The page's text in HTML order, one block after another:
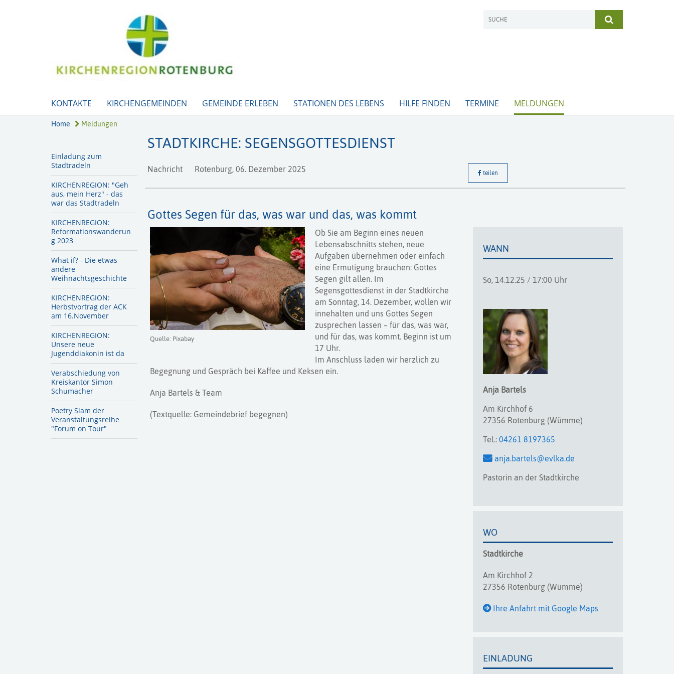
KONTAKTE KIRCHENGEMEINDEN GEMEINDE ERLEBEN STATIONEN DES LEBENS HILFE FINDEN TERMINE MELDUNGEN
Home Meldungen
Einladung zum
Stadtradeln
KIRCHENREGION: "Geh
aus, mein Herz" - das
war das Stadtradeln
KIRCHENREGION:
Reformationswanderun
g 2023
What if? - Die etwas
andere
Weihnachtsgeschichte
KIRCHENREGION:
Herbstvortrag der ACK
am 16.November
KIRCHENREGION:
Unsere neue
Jugenddiakonin ist da
Verabschiedung von
Kreiskantor Simon
Schumacher
Poetry Slam der
Veranstaltungsreihe
"Forum on Tour"
STADTKIRCHE: SEGENSGOTTESDIENST
Nachricht Rotenburg, 06. Dezember 2025 teilen
Gottes Segen für das, was war und das, was kommt
Quelle: Pixabay
Ob Sie am Beginn eines neuen
Lebensabschnitts stehen, neue
Aufgaben übernehmen oder einfach
eine Ermutigung brauchen: Gottes
Segen gilt allen. Im
Segensgottesdienst in der Stadtkirche
am Sonntag, 14. Dezember, wollen wir
innehalten und uns Gottes Segen
zusprechen lassen – für das, was war,
und für das, was kommt. Beginn ist um
17 Uhr.
Im Anschluss laden wir herzlich zu
Begegnung und Gespräch bei Kaffee und Keksen ein.
Anja Bartels & Team
(Textquelle: Gemeindebrief begegnen)
WANN
So, 14.12.25 / 17:00 Uhr
Anja Bartels
Am Kirchhof 6
27356 Rotenburg (Wümme)
Tel.: 04261 8197365
anja.bartels@evlka.de
Pastorin an der Stadtkirche
WO
Stadtkirche
Am Kirchhof 2
27356 Rotenburg (Wümme)
Ihre Anfahrt mit Google Maps
EINLADUNG